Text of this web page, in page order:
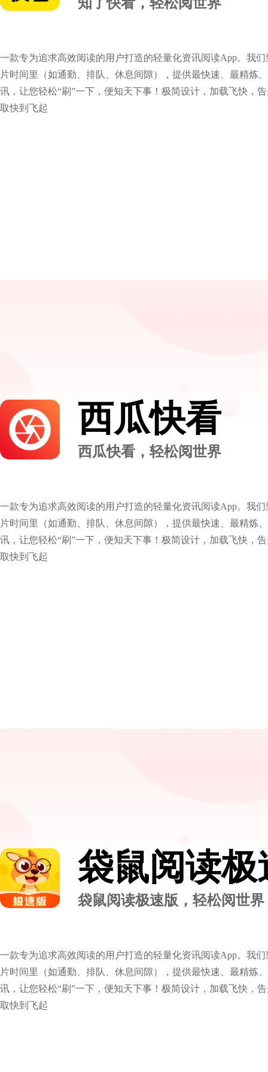
一款专为追求高效阅读的用户打造的轻量化资讯阅读App。我
片时间里（如通勤、排队、休息间隙），提供最快速、最精炼
讯，让您轻松“刷”一下，便知天下事！极简设计，加载飞快，
取快到飞起
西瓜快看
西瓜快看，轻松阅世界
一款专为追求高效阅读的用户打造的轻量化资讯阅读App。我
片时间里（如通勤、排队、休息间隙），提供最快速、最精炼
讯，让您轻松“刷”一下，便知天下事！极简设计，加载飞快，
取快到飞起
袋鼠阅读极
袋鼠阅读极速版，轻松阅世界
一款专为追求高效阅读的用户打造的轻量化资讯阅读App。我
片时间里（如通勤、排队、休息间隙），提供最快速、最精炼
讯，让您轻松“刷”一下，便知天下事！极简设计，加载飞快，
取快到飞起